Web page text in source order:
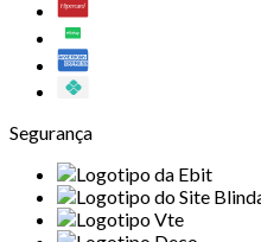
Segurança